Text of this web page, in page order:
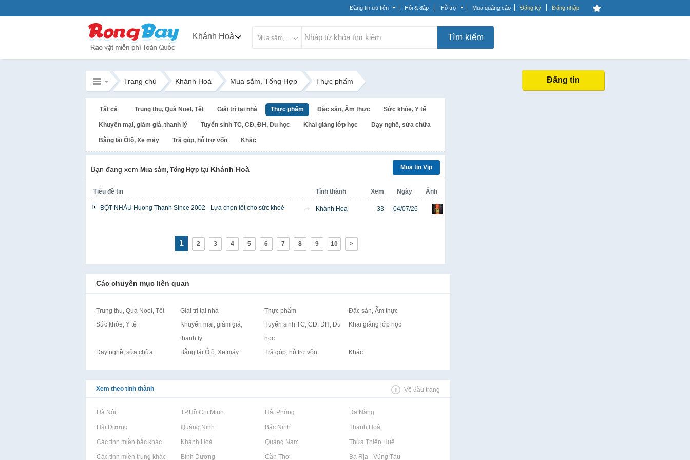
Đăng tin ưu tiên Hỏi & đáp Hỗ trợ Mua quảng cáo Đăng ký Đăng nhập
Khánh Hoà Mua sắm, Tổng Hợp Tìm kiếm
Trang chủ Khánh Hoà Mua sắm, Tổng Hợp Thực phẩm Đăng tin
Tất cả Trung thu, Quà Noel, Tết Giải trí tại nhà Thực phẩm Đặc sản, Ẩm thực Sức khỏe, Y tế
Khuyến mại, giảm giá, thanh lý Tuyển sinh TC, CĐ, ĐH, Du học Khai giảng lớp học Dạy nghề, sửa chữa
Bằng lái Ôtô, Xe máy Trả góp, hỗ trợ vốn Khác
Bạn đang xem Mua sắm, Tổng Hợp tại Khánh Hoà Mua tin Vip
Tiêu đề tin Tỉnh thành Xem Ngày Ảnh
BỘT NHÀU Huong Thanh Since 2002 - Lựa chọn tốt cho sức khoẻ Khánh Hoà 33 04/07/26
1 2 3 4 5 6 7 8 9 10 >
Các chuyên mục liên quan
Trung thu, Quà Noel, Tết Giải trí tại nhà Thực phẩm
Đặc sản, Ẩm thực
Sức khỏe, Y tế
Khuyến mại, giảm giá,
thanh lý
Tuyển sinh TC, CĐ, ĐH, Du
học
Khai giảng lớp học
Dạy nghề, sửa chữa Bằng lái Ôtô, Xe máy Trả góp, hỗ trợ vốn Khác
Xem theo tỉnh thành Về đầu trang
Rao vặt tại Hà Nội Rao vặt tại TP.Hồ Chí Minh Rao vặt tại Hải Phòng Rao vặt tại Đà Nẵng
Rao vặt tại Hải Dương Rao vặt tại Quảng Ninh Rao vặt tại Bắc Ninh Rao vặt tại Thanh Hoá
Rao vặt tại Các tỉnh miền bắc khácRao vặt tại Khánh Hoà Rao vặt tại Quảng Nam Rao vặt tại Thừa Thiên Huế
Rao vặt tại Các tỉnh miền trung khácRao vặt tại Bình Dương Rao vặt tại Cần Thơ Rao vặt tại Bà Rịa - Vũng Tàu